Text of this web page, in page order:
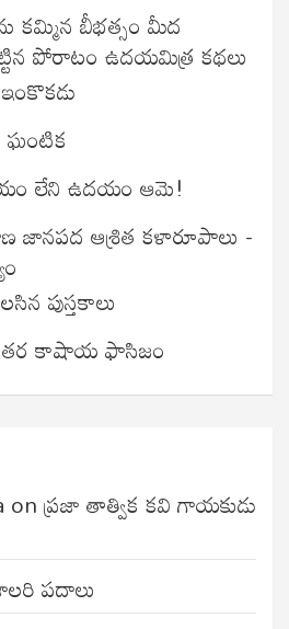
కమ్మిన బీభత్సం మీద
పోరాటం ఉదయమిత్ర కథలు
లేని ఉదయం ఆమె!
జానపద ఆశ్రిత కళారూపాలు -
పుస్తకాలు
కాషాయ ఫాసిజం
onప్రజా తాత్విక కవి గాయకుడు
పదాలు